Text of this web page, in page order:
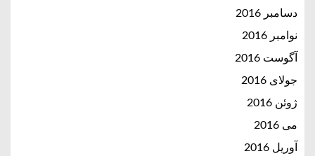
دسامبر 2016
نوامبر 2016
آگوست 2016
جولای 2016
ژوئن 2016
می 2016
آوریل 2016